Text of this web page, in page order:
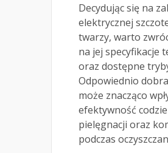
Decydując się na
elektrycznej
twarzy, warto
na jej specyfikacje
oraz dostępne
Odpowiednio
może znacząco
efektywność
pielęgnacji oraz
podczas